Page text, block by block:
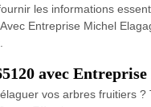
les informations
Entreprise Michel
avec
vos arbres fruitiers